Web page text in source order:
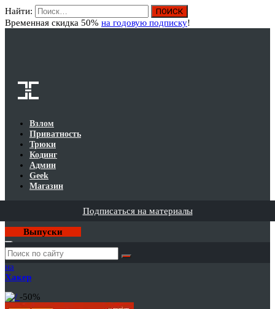
Найти:
Временная скидка 50% на годовую подписку!
Взлом
Приватность
Трюки
Кодинг
Админ
Geek
Магазин
Подписаться на материалы
Выпуски
Годовая
подписка
на
Хакер
-50%